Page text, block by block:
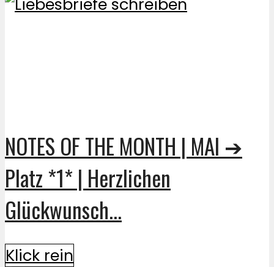
NOTES OF THE MONTH | MAI ➔
Platz *1* | Herzlichen
Glückwunsch...
Klick rein